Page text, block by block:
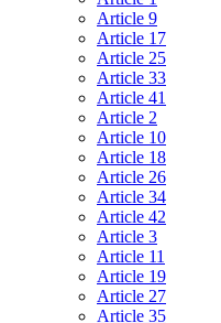
Article 9
Article 17
Article 25
Article 33
Article 41
Article 2
Article 10
Article 18
Article 26
Article 34
Article 42
Article 3
Article 11
Article 19
Article 27
Article 35